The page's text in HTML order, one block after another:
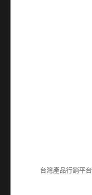
台灣產品行銷平台